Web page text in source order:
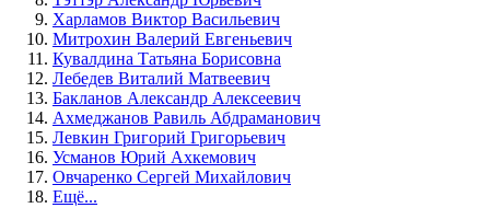
Харламов Виктор Васильевич
Митрохин Валерий Евгеньевич
Кувалдина Татьяна Борисовна
Лебедев Виталий Матвеевич
Бакланов Александр Алексеевич
Ахмеджанов Равиль Абдраманович
Левкин Григорий Григорьевич
Усманов Юрий Ахкемович
Овчаренко Сергей Михайлович
Ещё...